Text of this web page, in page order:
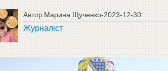
Автор Марина Щученко-2023-12-30
Журналіст